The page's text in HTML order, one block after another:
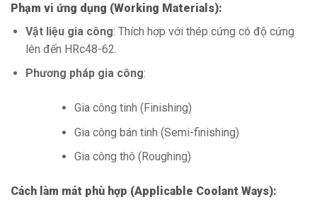
Phạm vi ứng dụng (Working Materials):
Vật liệu gia công: Thích hợp với thép cứng có độ cứng
lên đến HRc48-62.
Phương pháp gia công:
Gia công tinh (Finishing)
Gia công bán tinh (Semi-finishing)
Gia công thô (Roughing)
Cách làm mát phù hợp (Applicable Coolant Ways):